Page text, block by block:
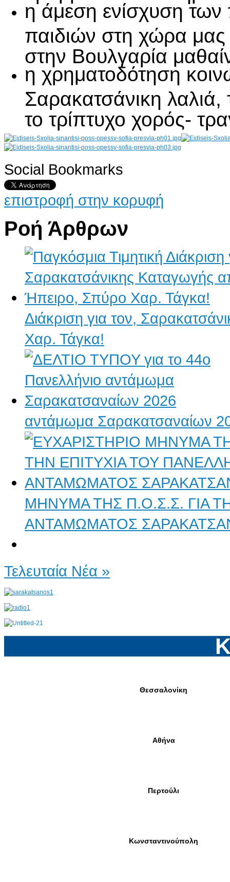
η άμεση ενίσχυση των
παιδιών στη χώρα μας
στην Βουλγαρία
η χρηματοδότηση
Σαρακατσάνικη λαλιά,
το τρίπτυχο χορός-
AdmirorGallery 4.5.0, author/s Vasiljevski& Kekeljevic
Social Bookmarks
επιστροφή στην κορυφή
Ροή Άρθρων
Διάκριση για τον,
Χαρ. Τάγκα!
αντάμωμα Σαρακατσαναίων
ΜΗΝΥΜΑ ΤΗΣ Π.Ο.Σ.Σ. ΓΙΑ
ΑΝΤΑΜΩΜΑΤΟΣ
Τελευταία Νέα »